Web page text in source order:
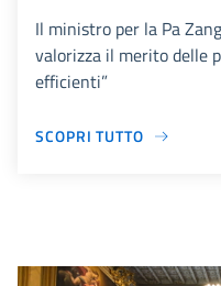
Il ministro per la Pa
valorizza il merito delle
efficienti”
SCOPRI TUTTO